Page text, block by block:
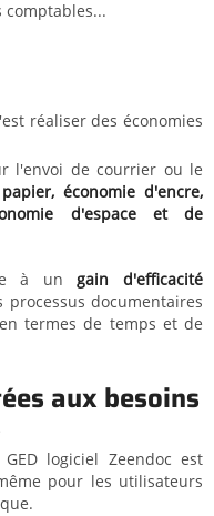
comptables...
réaliser des économies
l'envoi de courrier ou le
économie d'encre,
d'espace et de
à ungain d'efficacité
processus documentaires
termes de temps et de
aux besoins
logiciel Zeendoc est
pour les utilisateurs